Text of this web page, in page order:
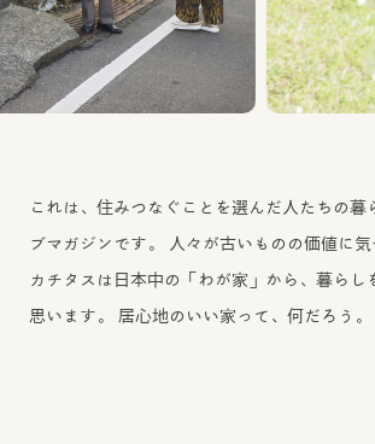
これは、住みつなぐことを選んだ人たちの暮
ブマガジンです。 人々が古いものの価値に気
カチタスは日本中の「わが家」から、暮らし
思います。 居心地のいい家って、何だろう。